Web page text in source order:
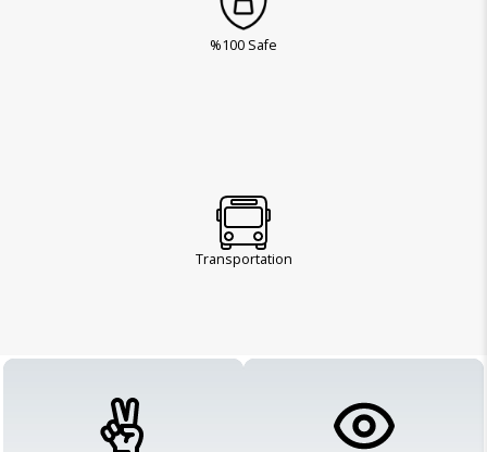
%100 Safe
Transportation